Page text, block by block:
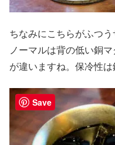
ちなみにこちらがふつう
ノーマルは背の低い銅
が違いますね。保冷性は
Save